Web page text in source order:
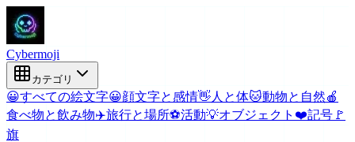
Cybermoji
カテゴリ
😀すべての絵文字😀顔文字と感情👋人と体🐱動物と自然🍎
食べ物と飲み物✈️旅行と場所⚽活動💡オブジェクト ❤️記号 🚩
旗